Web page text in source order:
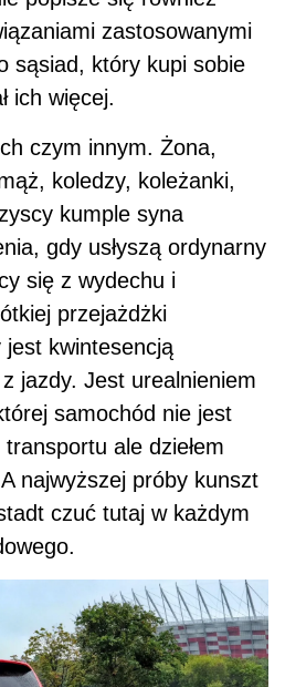
zastosowanymi
sąsiad, który kupi sobie
ich więcej.
czym innym. Żona,
koledzy, koleżanki,
kumple syna
gdy usłyszą ordynarny
się z wydechu i
przejażdżki
kwintesencją
jazdy. Jest urealnieniem
samochód nie jest
ale dziełem
najwyższej próby kunszt
czuć tutaj w każdym